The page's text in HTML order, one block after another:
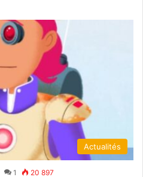
Actualités
1 20 897